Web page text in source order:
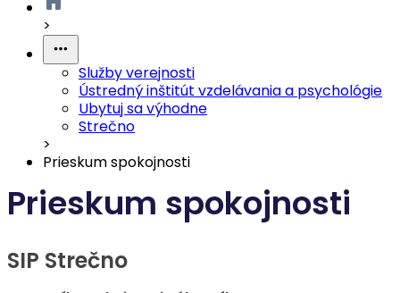
>
Služby verejnosti
Ústredný inštitút vzdelávania a psychológie
Ubytuj sa výhodne
Strečno
>
Prieskum spokojnosti
Prieskum spokojnosti
SIP Strečno